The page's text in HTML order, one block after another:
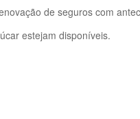
de seguros com
estejam disponíveis.